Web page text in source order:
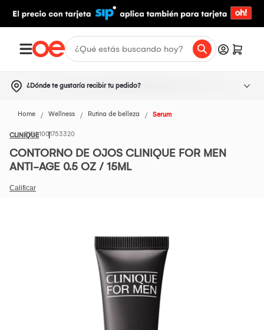
¿Dónde te gustaría recibir tu pedido?
Home Wellness Rutina de belleza Serum
CLINIQUE1001753320
CONTORNO DE OJOS CLINIQUE FOR MEN
ANTI-AGE 0.5 OZ / 15ML